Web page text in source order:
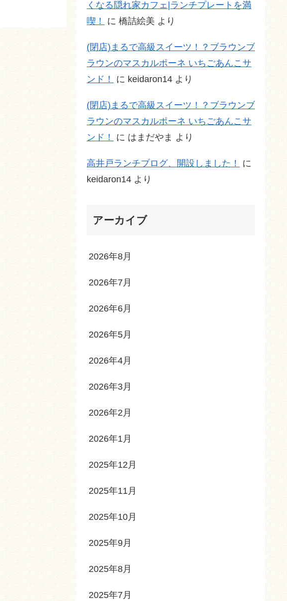
くなる隠れ家カフェ|ランチプレートを満
喫！
に 橋詰絵美 より
(閉店)まるで高級スイーツ！？ブラウンブ
ラウンのマスカルポーネ いちごあんこサ
ンド！
に keidaron14 より
(閉店)まるで高級スイーツ！？ブラウンブ
ラウンのマスカルポーネ いちごあんこサ
ンド！
に はまだやま より
高井戸ランチブログ、開設しました！
に
keidaron14 より
アーカイブ
2026年8月
2026年7月
2026年6月
2026年5月
2026年4月
2026年3月
2026年2月
2026年1月
2025年12月
2025年11月
2025年10月
2025年9月
2025年8月
2025年7月